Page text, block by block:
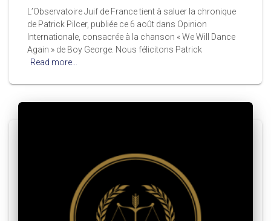
L’Observatoire Juif de France tient à saluer la chronique
de Patrick Pilcer, publiée ce 6 août dans Opinion
Internationale, consacrée à la chanson « We Will Dance
Again » de Boy George. Nous félicitons Patrick
Read more…